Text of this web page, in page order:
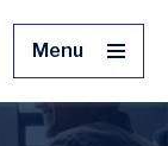
Menu